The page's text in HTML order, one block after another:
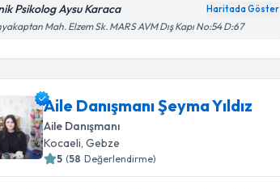
Psikolog Aysu Karaca Haritada Göster
Mah. Elzem Sk. MARS AVM Dış Kapı No:54 D:67
Aile Danışmanı Şeyma Yıldız
Aile Danışmanı
Kocaeli, Gebze
5 (58 Değerlendirme)